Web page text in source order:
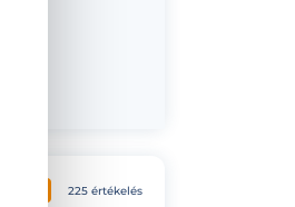
225 értékelés